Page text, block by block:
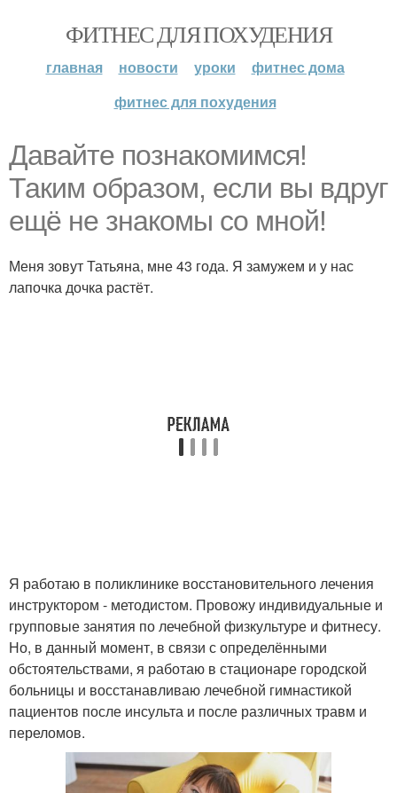
ФИТНЕС ДЛЯ ПОХУДЕНИЯ
главная новости уроки
фитнес дома
фитнес для похудения
Давайте познакомимся!
Таким образом, если вы вдруг
ещё не знакомы со мной!
Меня зовут Татьяна, мне 43 года. Я замужем и у нас
лапочка дочка растёт.
Я работаю в поликлинике восстановительного лечения
инструктором - методистом. Провожу индивидуальные и
групповые занятия по лечебной физкультуре и фитнесу.
Но, в данный момент, в связи с определёнными
обстоятельствами, я работаю в стационаре городской
больницы и восстанавливаю лечебной гимнастикой
пациентов после инсульта и после различных травм и
переломов.